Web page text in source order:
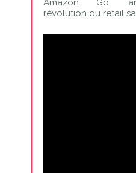
Amazon Go,
révolution du retail